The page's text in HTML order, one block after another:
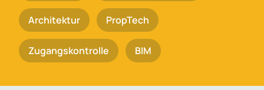
Architektur PropTech
Zugangskontrolle BIM